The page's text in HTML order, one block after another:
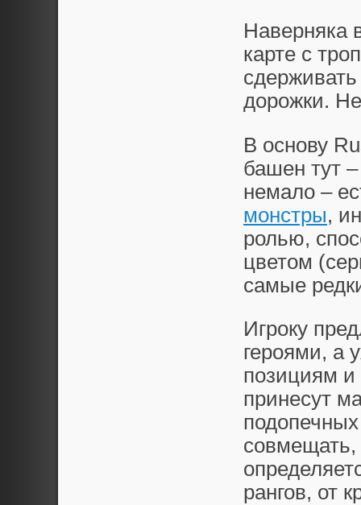
Наверняка
карте с
дорожки.
В основу
башен тут
немало –
монстры,
ролью,
цветом
самые
Игроку
героями, а
позициям и
принесут
совмещать,
рангов, от